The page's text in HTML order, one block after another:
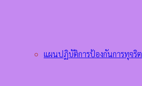
แผนปฏิบัติการป้องกันการทุจริต